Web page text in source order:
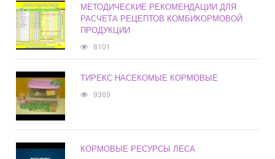
МЕТОДИЧЕСКИЕ РЕКОМЕНДАЦИИ ДЛЯ
РАСЧЕТА РЕЦЕПТОВ КОМБИКОРМОВОЙ
ПРОДУКЦИИ
8101
ТИРЕКС НАСЕКОМЫЕ КОРМОВЫЕ
9369
КОРМОВЫЕ РЕСУРСЫ ЛЕСА